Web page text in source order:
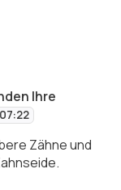
Ihre
07:22
Zähne und